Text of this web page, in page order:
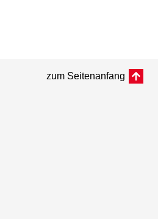
zum Seitenanfang